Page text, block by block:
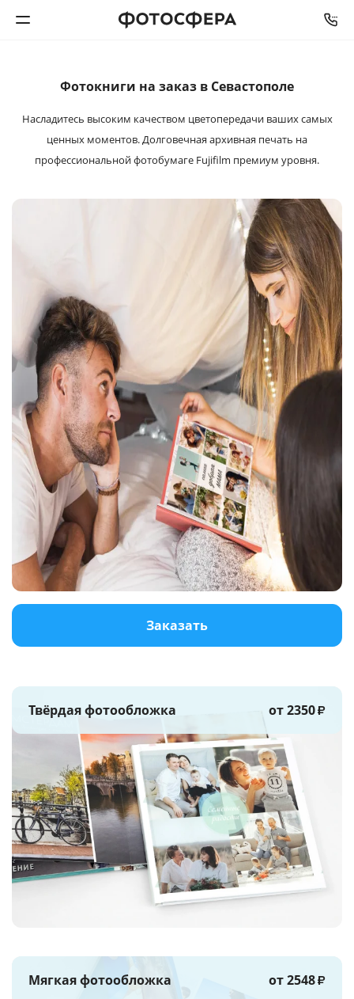
Печать фото
Фотокниги
Календари
Багетная мастерская
Полиграфия
Услуги и сервис
Магазин
Фотокниги на заказ в Севастополе
Насладитесь высоким качеством цветопередачи ваших самых
ценных моментов. Долговечная архивная печать на
профессиональной фотобумаге Fujifilm премиум уровня.
Заказать
СРОК ИЗГОТОВЛЕНИЯ ОТ2ДО5 РАБОЧИХ ДНЕЙ
Твёрдая фотообложка от 2350₽
Мягкая фотообложка от 2548₽